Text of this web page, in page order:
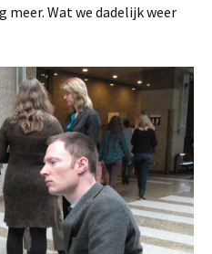
meer. Wat we dadelijk weer